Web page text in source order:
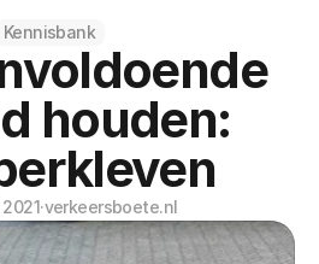
Contact
Shop
Over ons
Inloggen
Kennisbank
houden:
·verkeersboete.nl